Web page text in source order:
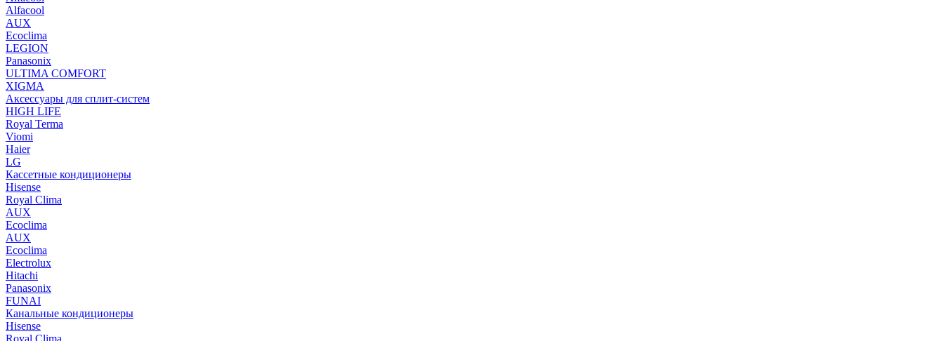
Alfacool
AUX
Ecoclima
LEGION
Panasonix
ULTIMA COMFORT
XIGMA
Аксессуары для сплит-систем
HIGH LIFE
Royal Terma
Viomi
Haier
LG
Кассетные кондиционеры
Hisense
Royal Clima
AUX
Ecoclima
AUX
Ecoclima
Electrolux
Hitachi
Panasonix
FUNAI
Канальные кондиционеры
Hisense
Royal Clima